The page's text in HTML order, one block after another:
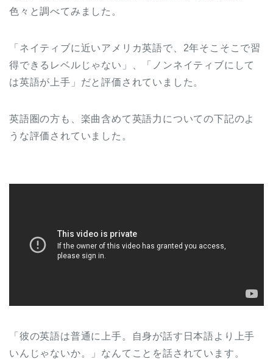
色々と調べてみました。
「ネイティブに近いアメリカ英語で、2年そこそこで習
得できるレベルじゃない」、「ノンネイティブにして
は英語が上手」だと評価されていました。
英語圏の方も、楽曲含めて英語力についての下記のよ
うな評価されていました。
「彼の英語は普通に上手。自身が話す日本語より上手
いんじゃないか。」なんてことを話されています。